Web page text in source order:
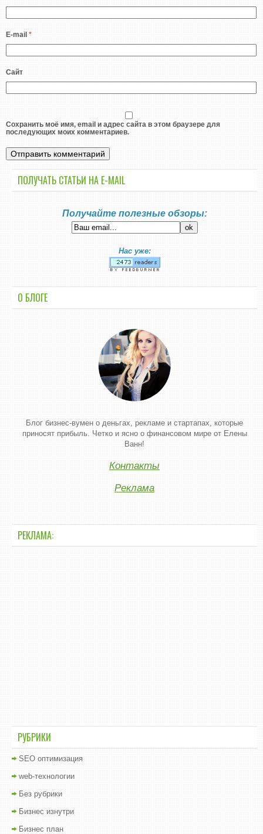
E-mail *
Сайт
Сохранить моё имя, email и адрес сайта в этом браузере для
последующих моих комментариев.
ПОЛУЧАТЬ СТАТЬИ НА E-MАIL
Получайте полезные обзоры:
Нас уже:
О БЛОГЕ
Блог бизнес-вумен о деньгах, рекламе и стартапах, которые
приносят прибыль. Четко и ясно о финансовом мире от Елены
Ванн!
Контакты
Реклама
РЕКЛАМА:
РУБРИКИ
SEO оптимизация
web-технологии
Без рубрики
Бизнес изнутри
Бизнес план